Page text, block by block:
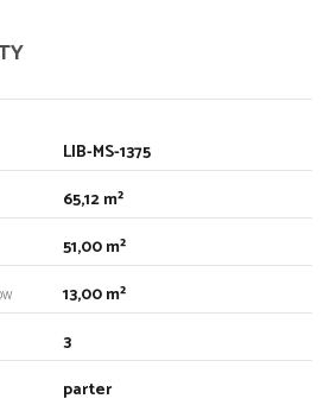
LIB-MS-1375
65,12 m²
51,00 m²
13,00 m²
3
parter